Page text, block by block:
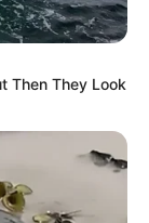
Then They Look